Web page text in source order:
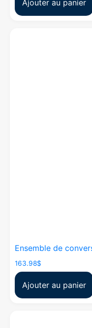
Ajouter au panier
Ensemble de
163.98$
Ajouter au panier